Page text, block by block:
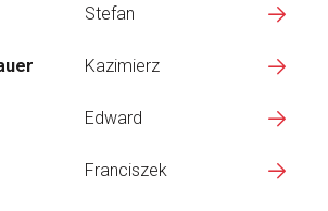
Stefan
Kazimierz
Edward
Franciszek